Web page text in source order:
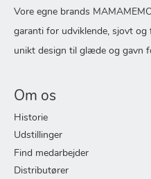
Vore egne brands
garanti for udviklende, sjovt
unikt design til glæde og gavn
Om os
Historie
Udstillinger
Find medarbejder
Distributører